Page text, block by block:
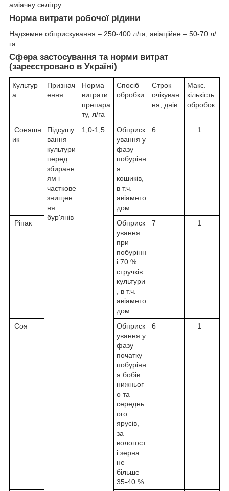
аміачну селітру..
Норма витрати робочої рідини
Надземне обприскування – 250-400 л/га, авіаційне – 50-70 л/
га.
Cфера застосування та норми витрат
(зареєстровано в Україні)
Культур
а
Признач
ення
Норма
витрати
препара
ту, л/га
Спосіб
обробки
Строк
очікуван
ня, днів
Макс.
кількість
обробок
Соняшн
ик
Підсушу
вання
культури
перед
збиранн
ям і
часткове
знищен
ня
бур'янів
1,0-1,5
Обприск
ування у
фазу
побурінн
я
кошиків,
в т.ч.
авіамето
дом
6 1
Ріпак
Обприск
ування
при
побурінн
і 70 %
стручків
культури
, в т.ч.
авіамето
дом
7 1
Соя
Обприск
ування у
фазу
початку
побурінн
я бобів
нижньог
о та
середнь
ого
ярусів,
за
вологост
і зерна
не
більше
35-40 %
6 1